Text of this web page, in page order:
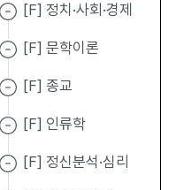
[F] 정치·사회·경제
[F] 문학이론
[F] 종교
[F] 인류학
[F] 정신분석·심리